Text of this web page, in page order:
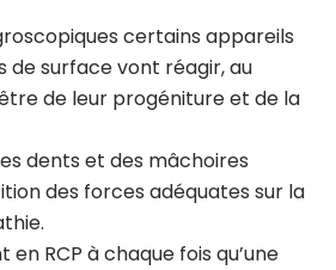
certains appareils
de surface vont réagir, au
de leur progéniture et de la
dents et des mâchoires
des forces adéquates sur la
en RCP à chaque fois qu’une